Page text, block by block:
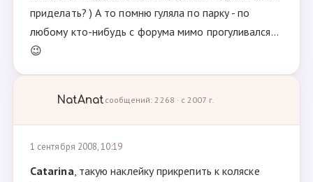
приделать? ) А то помню гуляла по парку - по
любому кто-нибудь с форума мимо прогуливался...
😉
NatAnat сообщений: 2268 · с 2007 г.
1 сентября 2008, 10:19
Catarina, такую наклейку прикрепить к коляске